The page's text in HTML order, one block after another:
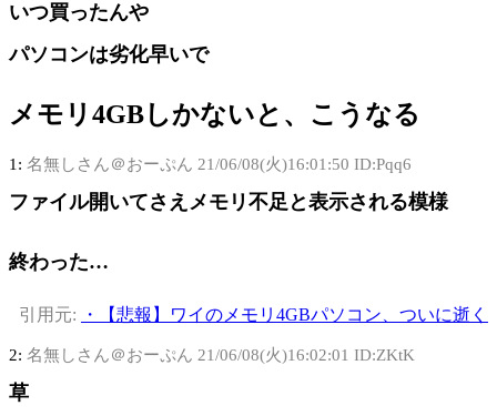
いつ買ったんや
パソコンは劣化早いで
メモリ4GBしかないと、こうなる
1: 名無しさん＠おーぷん 21/06/08(火)16:01:50 ID:Pqq6
ファイル開いてさえメモリ不足と表示される模様
終わった…
引用元: ・【悲報】ワイのメモリ4GBパソコン、ついに逝く
2: 名無しさん＠おーぷん 21/06/08(火)16:02:01 ID:ZKtK
草